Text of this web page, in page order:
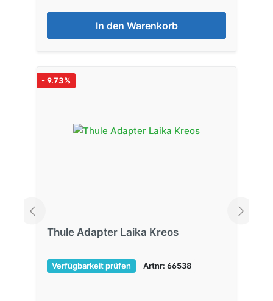
In den Warenkorb
- 9.73%
Thule Adapter Laika Kreos
Verfügbarkeit prüfen Artnr: 66538